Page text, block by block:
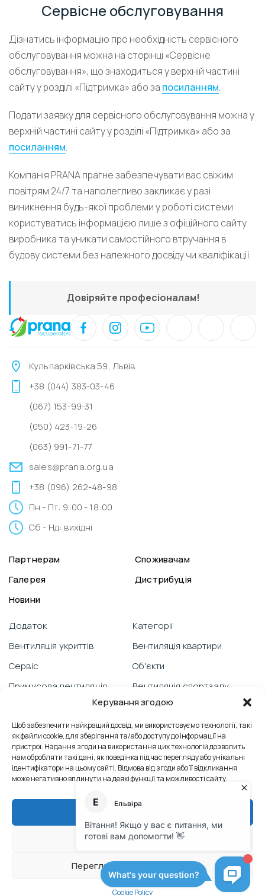
Керування згодою
Щоб забезпечити найкращий досвід, ми використовуємо технології, такі
як файли cookie, для зберігання та/або доступу до інформації на
пристрої. Надання згоди на використання цих технологій дозволить
нам обробляти такі дані, як поведінка під час перегляду або унікальні
ідентифікатори на цьому сайті. Відмова від згоди або її відкликання
може негативно вплинути на деякі функції та можливості сайту.
Прийняти
Відхилити
Переглянути налаштування
Cookie Policy
Сервісне обслуговування
Дізнатись інформацію про необхідність сервісного
обслуговування можна на сторінці «Сервісне
обслуговування», що знаходиться у верхній частині
сайту у розділі «Підтримка» або за посиланням.
Подати заявку для сервісного обслуговування можна у
верхній частині сайту у розділі «Підтримка» або за
посиланням.
Компанія PRANA прагне забезпечувати вас свіжим
повітрям 24/7 та наполегливо закликає у разі
виникнення будь-якої проблеми у роботі системи
користуватись інформацією лише з офіційного сайту
виробника та уникати самостійного втручання в
будову системи без належного досвіду чи кваліфікації.
Довіряйте професіоналам!
Кульпарківська 59, Львів
+38 (044) 383-03-46
(067) 153-99-31
(050) 423-19-26
(063) 991-71-77
sales@prana.org.ua
+38 (096) 262-48-98
Пн - Пт: 9:00 - 18:00
Сб - Нд: вихідні
Партнерам
Споживачам
Галерея
Дистрибуція
Новини
Додаток
Вентиляція укриттів
Сервіс
Примусова вентиляція
PRANA зі смартфону
Технічна підтримка
Боротьба з пліснявою
Тех. док. M2023
Категорії
Вентиляція квартири
Об'єкти
Вентиляція спортзалу
Відеоблог
Вентиляція школи
Відгуки
Вентиляція офісу
Промислова вентиляція
Політика конфіденційності